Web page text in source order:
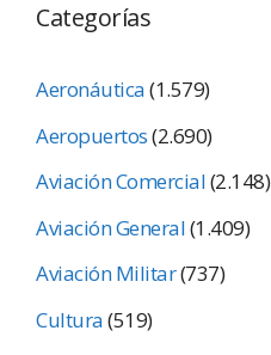
Categorías
Aeronáutica(1.579)
Aeropuertos(2.690)
Aviación Comercial(2.148)
Aviación General(1.409)
Aviación Militar(737)
Cultura(519)